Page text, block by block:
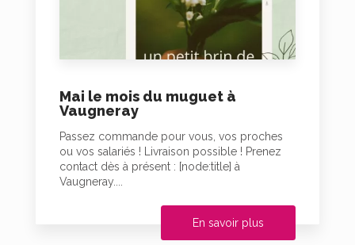
Mai le mois du muguet à
Vaugneray
Passez commande pour vous, vos proches
ou vos salariés ! Livraison possible ! Prenez
contact dès à présent : [node:title] à
Vaugneray....
En savoir plus